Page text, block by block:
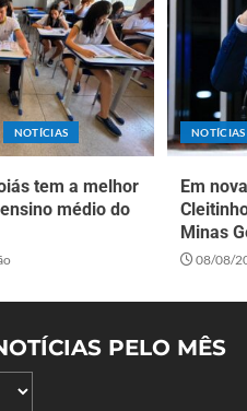
NOTÍCIAS
tem a melhor
médio do
NOTÍCIAS
Em
Minas
08/08/
PELO MÊS